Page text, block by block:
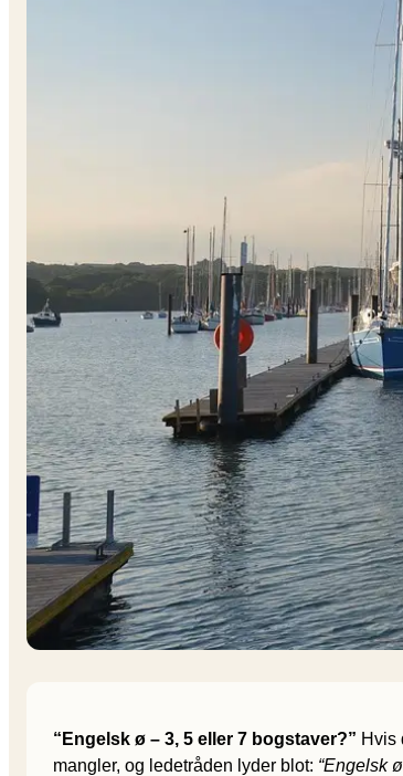
“Engelsk ø – 3, 5 eller 7 bogstaver?” Hvis
mangler, og ledetråden lyder blot: “Engelsk